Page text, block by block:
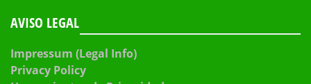
AVISO LEGAL
Impressum (Legal Info)
Privacy Policy